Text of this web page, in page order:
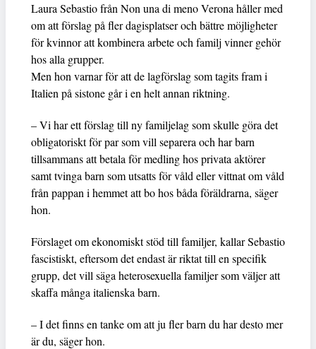
Laura Sebastio från Non una di meno Verona håller med
om att förslag på fler dagisplatser och bättre möjligheter
för kvinnor att kombinera arbete och familj vinner gehör
hos alla grupper.
Men hon varnar för att de lagförslag som tagits fram i
Italien på sistone går i en helt annan riktning.
– Vi har ett förslag till ny familjelag som skulle göra det
obligatoriskt för par som vill separera och har barn
tillsammans att betala för medling hos privata aktörer
samt tvinga barn som utsatts för våld eller vittnat om våld
från pappan i hemmet att bo hos båda föräldrarna, säger
hon.
Förslaget om ekonomiskt stöd till familjer, kallar Sebastio
fascistiskt, eftersom det endast är riktat till en specifik
grupp, det vill säga heterosexuella familjer som väljer att
skaffa många italienska barn.
– I det finns en tanke om att ju fler barn du har desto mer
är du, säger hon.